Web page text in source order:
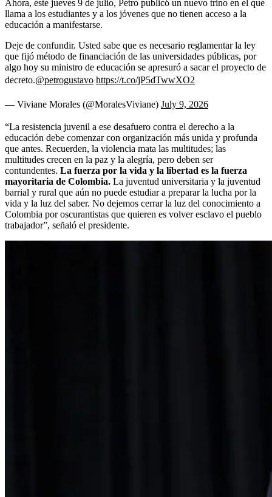
Ahora, este jueves 9 de julio, Petro publicó un nuevo trino en el que
llama a los estudiantes y a los jóvenes que no tienen acceso a la
educación a manifestarse.
Deje de confundir. Usted sabe que es necesario reglamentar la ley
que fijó método de financiación de las universidades públicas, por
algo hoy su ministro de educación se apresuró a sacar el proyecto de
decreto.@petrogustavo https://t.co/jP5dTwwXO2
— Viviane Morales (@MoralesViviane) July 9, 2026
“La resistencia juvenil a ese desafuero contra el derecho a la
educación debe comenzar con organización más unida y profunda
que antes. Recuerden, la violencia mata las multitudes; las
multitudes crecen en la paz y la alegría, pero deben ser
contundentes. La fuerza por la vida y la libertad es la fuerza
mayoritaria de Colombia. La juventud universitaria y la juventud
barrial y rural que aún no puede estudiar a preparar la lucha por la
vida y la luz del saber. No dejemos cerrar la luz del conocimiento a
Colombia por oscurantistas que quieren es volver esclavo el pueblo
trabajador”, señaló el presidente.